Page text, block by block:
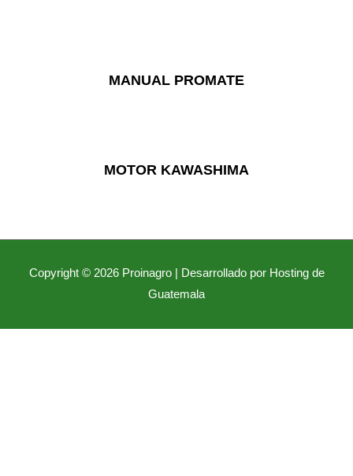
MANUAL PROMATE
MOTOR KAWASHIMA
Copyright © 2026 Proinagro| Desarrollado por Hosting de
Guatemala